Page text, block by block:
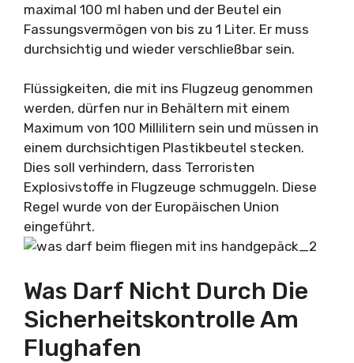
maximal 100 ml haben und der Beutel ein
Fassungsvermögen von bis zu 1 Liter. Er muss
durchsichtig und wieder verschließbar sein.
Flüssigkeiten, die mit ins Flugzeug genommen
werden, dürfen nur in Behältern mit einem
Maximum von 100 Millilitern sein und müssen in
einem durchsichtigen Plastikbeutel stecken.
Dies soll verhindern, dass Terroristen
Explosivstoffe in Flugzeuge schmuggeln. Diese
Regel wurde von der Europäischen Union
eingeführt.
Was Darf Nicht Durch Die
Sicherheitskontrolle Am
Flughafen